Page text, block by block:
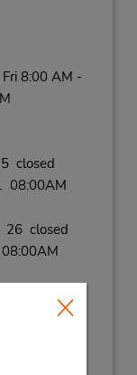
8:00 AM -
closed
closed
08:00AM
27